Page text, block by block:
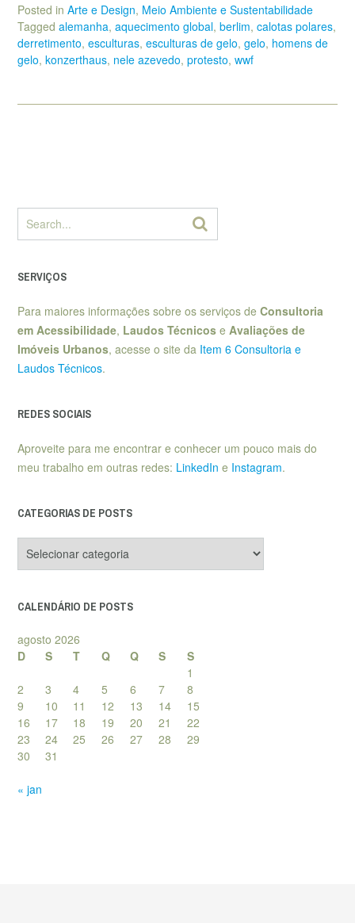
Posted in Arte e Design, Meio Ambiente e Sustentabilidade
Tagged alemanha, aquecimento global, berlim, calotas polares,
derretimento, esculturas, esculturas de gelo, gelo, homens de
gelo, konzerthaus, nele azevedo, protesto, wwf
SERVIÇOS
Para maiores informações sobre os serviços de Consultoria
em Acessibilidade, Laudos Técnicos e Avaliações de
Imóveis Urbanos, acesse o site da Item 6 Consultoria e
Laudos Técnicos.
REDES SOCIAIS
Aproveite para me encontrar e conhecer um pouco mais do
meu trabalho em outras redes: LinkedIn e Instagram.
CATEGORIAS DE POSTS
de
CALENDÁRIO DE POSTS
agosto 2026
D
S T Q Q S
S
1
2
3 4 5 6 7
8
9
10 11 12 13 14
15
16
17 18 19 20 21
22
23
24 25 26 27 28
29
30
31
« jan